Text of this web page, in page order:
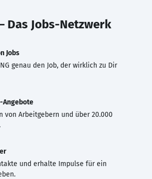
Das Jobs-Netzwerk
Jobs
genau den Job, der wirklich zu Dir
Angebote
von Arbeitgebern und über 20.000
und erhalte Impulse für ein